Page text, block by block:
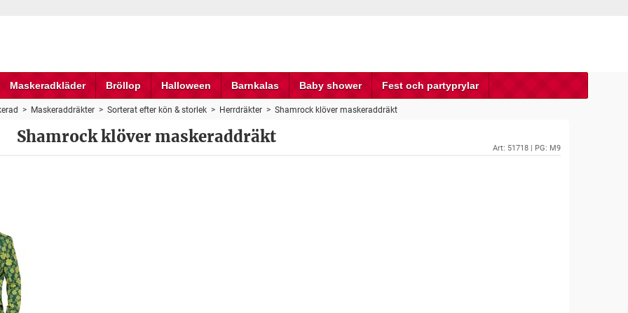
Maskeradkläder Bröllop Halloween Barnkalas Baby shower Fest och partyprylar
> Maskeraddräkter> Sorterat efter kön & storlek> Herrdräkter> Shamrock klöver maskeraddräkt
Shamrock klöver maskeraddräkt
Art: 51718 | PG: M9